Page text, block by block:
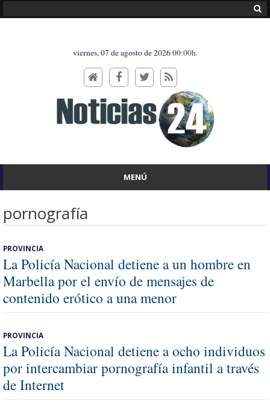
viernes, 07 de agosto de 202600:00h.
MENÚ
pornografía
PROVINCIA
La Policía Nacional detiene a un hombre en
Marbella por el envío de mensajes de
contenido erótico a una menor
PROVINCIA
La Policía Nacional detiene a ocho individuos
por intercambiar pornografía infantil a través
de Internet